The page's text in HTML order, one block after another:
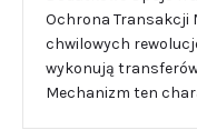
Ochrona Transakcji
chwilowych
wykonują transferów
Mechanizm ten